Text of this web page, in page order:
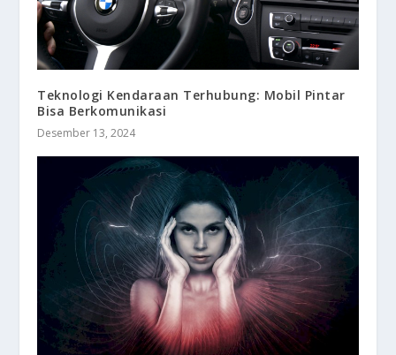
Teknologi Kendaraan Terhubung: Mobil Pintar
Bisa Berkomunikasi
Desember 13, 2024